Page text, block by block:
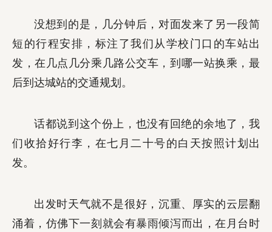
没想到的是，几分钟后，对面发来了另一段简
短的行程安排，标注了我们从学校门口的车站出
发，在几点几分乘几路公交车，到哪一站换乘，最
后到达城站的交通规划。
话都说到这个份上，也没有回绝的余地了，我
们收拾好行李，在七月二十号的白天按照计划出
发。
出发时天气就不是很好，沉重、厚实的云层翻
涌着，仿佛下一刻就会有暴雨倾泻而出，在月台时